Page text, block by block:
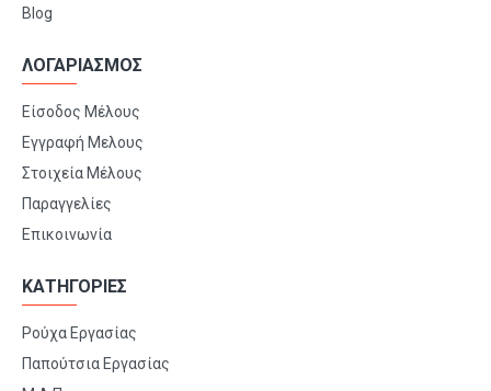
Blog
ΛΟΓΑΡΙΑΣΜΟΣ
Είσοδος Μέλους
Εγγραφή Μελους
Στοιχεία Μέλους
Παραγγελίες
Επικοινωνία
ΚΑΤΗΓΟΡΙΕΣ
Ρούχα Εργασίας
Παπούτσια Εργασίας